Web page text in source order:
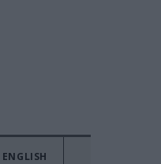
ENGLISH